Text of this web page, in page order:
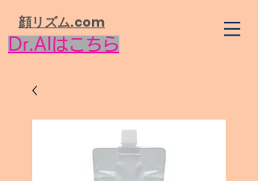
​顔リズム.com
Dr.AIはこちら